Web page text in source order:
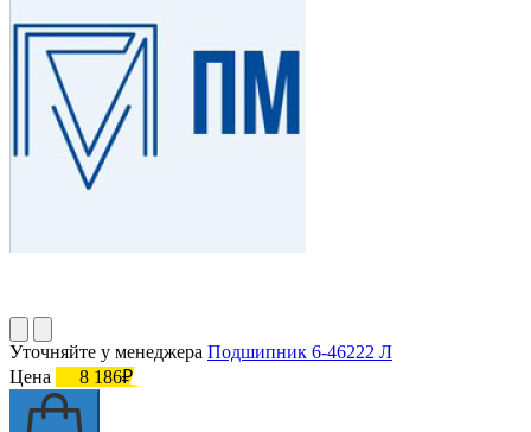
Уточняйте у менеджера Подшипник 6-46222 Л
Цена
8 186₽